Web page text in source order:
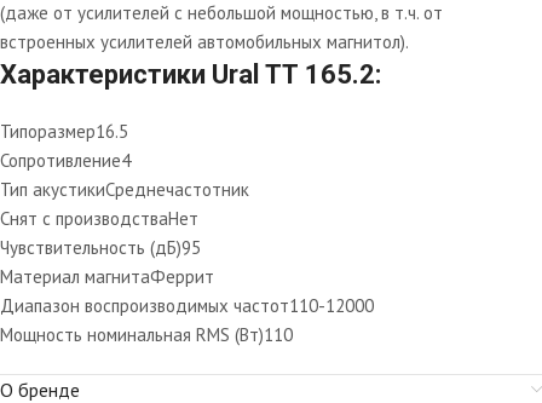
(даже от усилителей с небольшой мощностью, в т.ч. от
встроенных усилителей автомобильных магнитол).
Характеристики Ural ТТ 165.2:
Типоразмер16.5
Сопротивление4
Тип акустикиСреднечастотник
Снят с производстваНет
Чувствительность (дБ)95
Материал магнитаФеррит
Диапазон воспроизводимых частот110-12000
Мощность номинальная RMS (Вт)110
О бренде